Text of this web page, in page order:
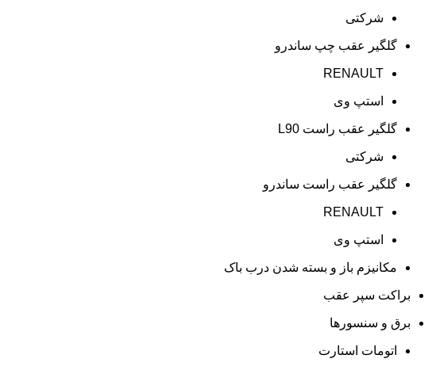
شرکتی
گلگیر عقب چپ ساندرو
RENAULT
استپ وی
گلگیر عقب راست L90
شرکتی
گلگیر عقب راست ساندرو
RENAULT
استپ وی
مکانیزم باز و بسته شدن درب باک
براکت سپر عقب
برق و سنسورها
اتومات استارت